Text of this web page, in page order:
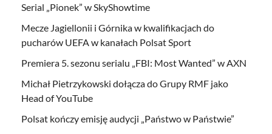
Serial „Pionek” w SkyShowtime
Mecze Jagiellonii i Górnika w kwalifikacjach do
pucharów UEFA w kanałach Polsat Sport
Premiera 5. sezonu serialu „FBI: Most Wanted” w AXN
Michał Pietrzykowski dołącza do Grupy RMF jako
Head of YouTube
Polsat kończy emisję audycji „Państwo w Państwie”